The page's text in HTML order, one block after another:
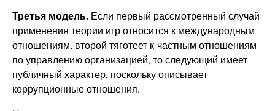
Третья модель. Если первый рассмотренный случай
применения теории игр относится к международным
отношениям, второй тяготеет к частным отношениям
по управлению организацией, то следующий имеет
публичный характер, поскольку описывает
коррупционные отношения.